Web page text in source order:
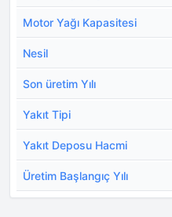
Motor Yağı Kapasitesi
Nesil
Son üretim Yılı
Yakıt Tipi
Yakıt Deposu Hacmi
Üretim Başlangıç Yılı